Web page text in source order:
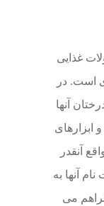
غذایی
است. در
آنها
ابزارهای
آنقدر
آنها به
می